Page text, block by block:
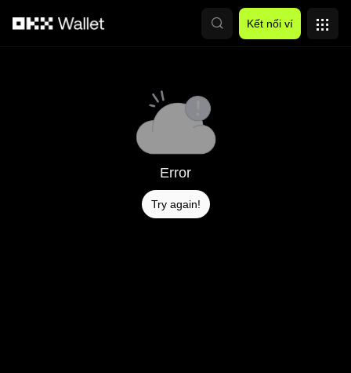
Kết nối ví
Error
Try again!